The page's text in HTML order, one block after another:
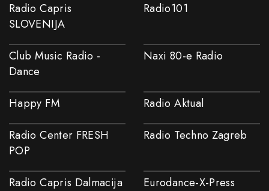
Radio Capris
SLOVENIJA
Radio101
Club Music Radio -
Dance
Naxi 80-e Radio
Happy FM Radio Aktual
Radio Center FRESH
POP
Radio Techno Zagreb
Radio Capris Dalmacija Eurodance-X-Press